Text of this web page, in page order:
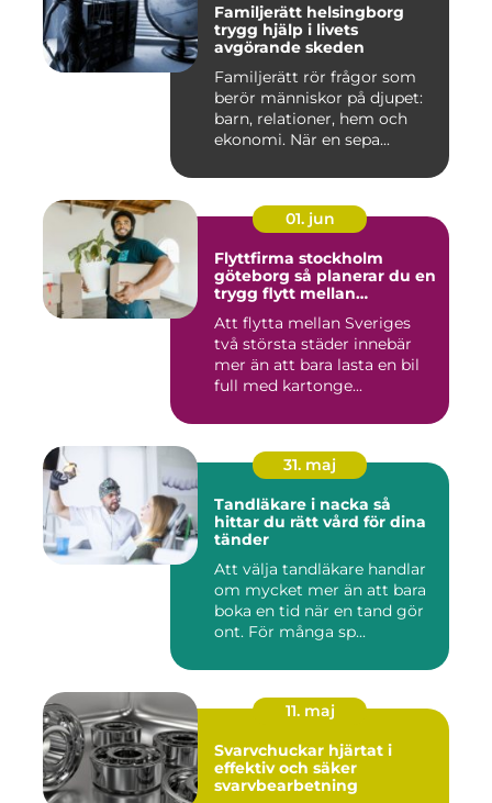
Familjerätt helsingborg
trygg hjälp i livets
avgörande skeden
Familjerätt rör frågor som
berör människor på djupet:
barn, relationer, hem och
ekonomi. När en sepa...
01. jun
Flyttfirma stockholm
göteborg så planerar du en
trygg flytt mellan
Att flytta mellan Sveriges
två största städer innebär
mer än att bara lasta en bil
full med kartonge...
31. maj
Tandläkare i nacka så
hittar du rätt vård för dina
tänder
Att välja tandläkare handlar
om mycket mer än att bara
boka en tid när en tand gör
ont. För många sp...
11. maj
Svarvchuckar hjärtat i
effektiv och säker
svarvbearbetning